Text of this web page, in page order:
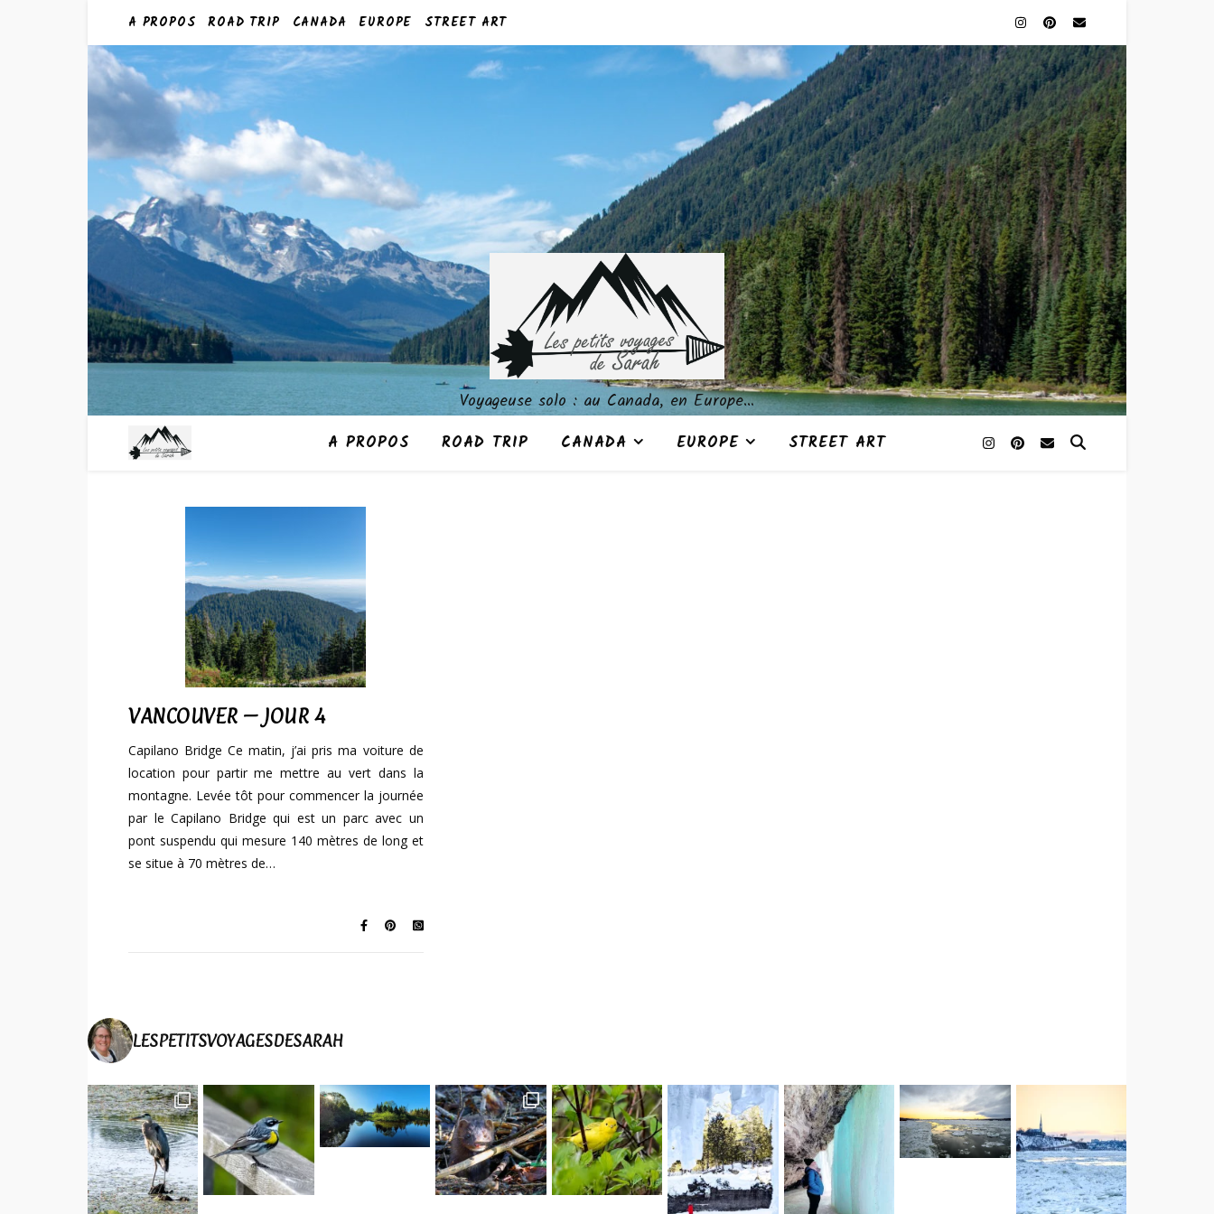
A PROPOS ROAD TRIP CANADA EUROPE STREET ART
Voyageuse solo : au Canada, en Europe…
A PROPOS ROAD TRIP CANADA EUROPE STREET ART
VANCOUVER – JOUR 4
Capilano Bridge Ce matin, j’ai pris ma voiture de
location pour partir me mettre au vert dans la
montagne. Levée tôt pour commencer la journée
par le Capilano Bridge qui est un parc avec un
pont suspendu qui mesure 140 mètres de long et
se situe à 70 mètres de…
LESPETITSVOYAGESDESARAH
Elle a symp . . . . #q